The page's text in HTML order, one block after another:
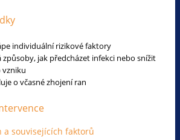
individuální rizikové faktory
způsoby, jak předcházet infekci nebo snížit
vzniku
o včasné zhojení ran
a souvisejících faktorů